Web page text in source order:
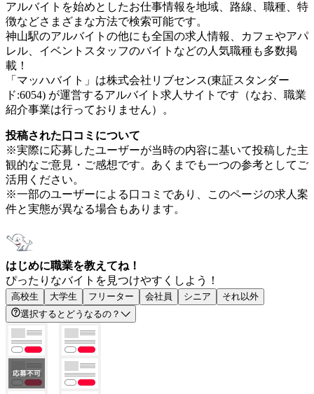
アルバイトを始めとしたお仕事情報を地域、路線、職種、特
徴などさまざまな方法で検索可能です。
神山駅のアルバイトの他にも全国の求人情報、カフェやアパ
レル、イベントスタッフのバイトなどの人気職種も多数掲
載！
「マッハバイト」は株式会社リブセンス(東証スタンダー
ド:6054) が運営するアルバイト求人サイトです（なお、職業
紹介事業は行っておりません）。
投稿された口コミについて
※実際に応募したユーザーが当時の内容に基いて投稿した主
観的なご意見・ご感想です。あくまでも一つの参考としてご
活用ください。
※一部のユーザーによる口コミであり、このページの求人案
件と実態が異なる場合もあります。
はじめに職業を教えてね！
ぴったりなバイトを見つけやすくしよう！
高校生 大学生 フリーター 会社員 シニア
それ以外
選択するとどうなるの？